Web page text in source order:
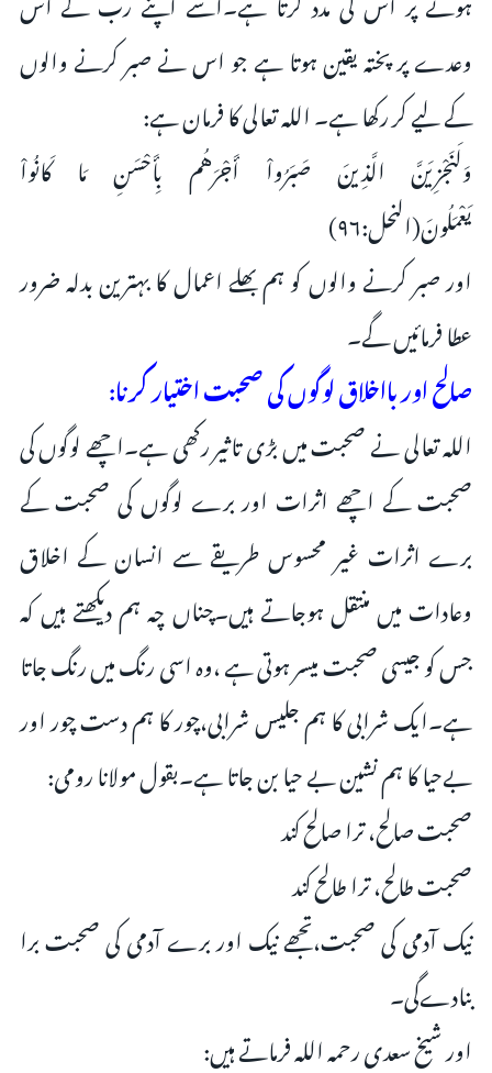
وعدے پر پختہ یقین ہوتا ہے جو اس نے صبر کرنے والوں
کے لیے کر رکھا ہے۔ اللہ تعالی کا فرمان ہے:
وَلَنَجْزِيَنَّ الَّذِينَ صَبَرُواْ أَجْرَهُم بِأَحْسَنِ مَا كَانُواْ
يَعْمَلُونَ(النحل:۹۶)
اور صبر کرنے والوں کو ہم بھلے اعمال کا بہترین بدلہ ضرور
عطا فرمائیں گے۔
صالح اور بااخلاق لوگوں کی صحبت اختیار کرنا:
اللہ تعالی نے صحبت میں بڑی تاثیر رکھی ہے۔اچھے لوگوں کی
صحبت کے اچھے اثرات اور برے لوگوں کی صحبت کے
برے اثرات غیر محسوس طریقے سے انسان کے اخلاق
وعادات میں منتقل ہوجاتے ہیں۔چناں چہ ہم دیکھتے ہیں کہ
جس کو جیسی صحبت میسر ہوتی ہے ،وہ اسی رنگ میں رنگ جاتا
ہے۔ایک شرابی کا ہم جلیس شرابی،چور کا ہم دست چور اور
بےحیا کا ہم نشین بے حیا بن جاتا ہے۔بقول مولانا رومی:
صحبت صالح، ترا صالح کند
صحبت طالح، ترا طالح کند
نیک آدمی کی صحبت،تجھے نیک اور برے آدمی کی صحبت برا
بنادےگی۔
اور شیخ سعدی رحمہ اللہ فرماتے ہیں: